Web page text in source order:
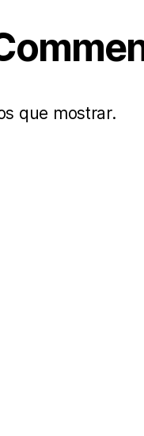
que mostrar.